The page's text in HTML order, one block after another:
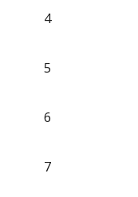
4
5
6
7